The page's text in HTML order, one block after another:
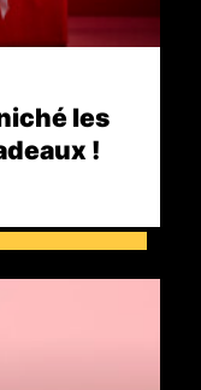
les
!